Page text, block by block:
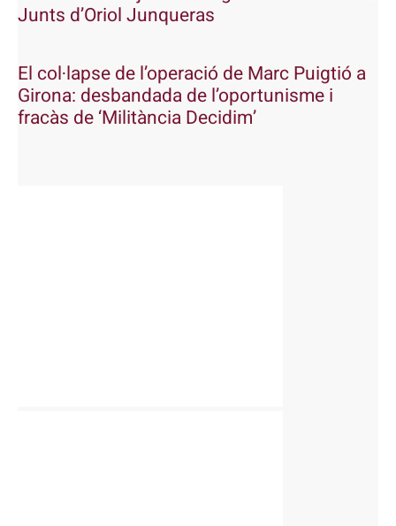
Junts d’Oriol Junqueras
El col·lapse de l’operació de Marc Puigtió a
Girona: desbandada de l’oportunisme i
fracàs de ‘Militància Decidim’